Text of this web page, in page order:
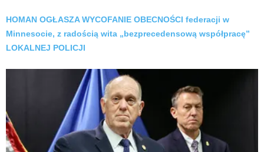
HOMAN OGŁASZA WYCOFANIE OBECNOŚCI federacji w
Minnesocie, z radością wita „bezprecedensową współpracę”
LOKALNEJ POLICJI